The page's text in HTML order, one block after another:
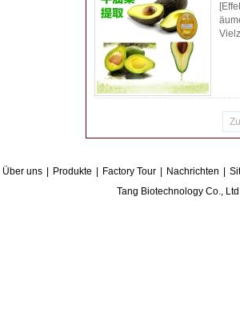
Über uns Produkte Factory Tour Nachrichten
Tang Biotechnology Co.,